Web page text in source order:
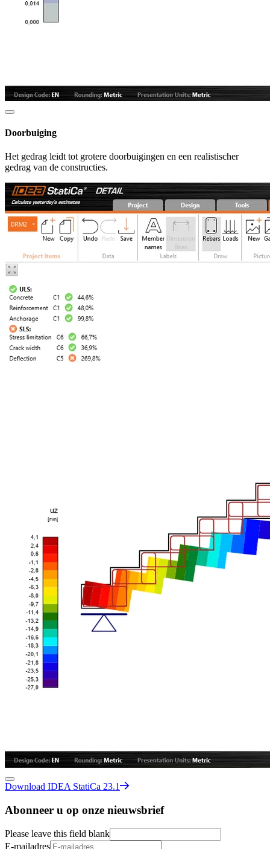
Doorbuiging
Het gedrag leidt tot grotere doorbuigingen en een realistischer
gedrag van de constructies.
Download IDEA StatiCa 23.1
Abonneer u op onze nieuwsbrief
Please leave this field blank
E-mailadres